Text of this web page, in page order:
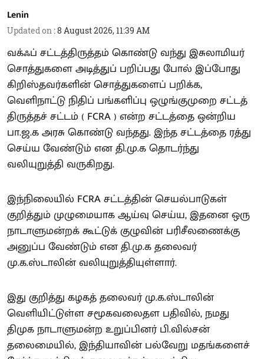
Lenin
Updated on :8 August 2026, 11:39 AM
வக்ஃப் சட்டத்திருத்தம் கொண்டு வந்து இசுலாமியர்
சொத்துகளை அடித்துப் பறிப்பது போல் இப்போது
கிறிஸ்தவர்களின் சொத்துகளைப் பறிக்க,
வெளிநாட்டு நிதிப் பங்களிப்பு ஒழுங்குமுறை சட்டத்
திருத்தச் சட்டம் ( FCRA ) என்ற சட்டத்தை ஒன்றிய
பா.ஜ.க அரசு கொண்டு வந்தது. இந்த சட்டத்தை ரத்து
செய்ய வேண்டும் என தி.மு.க தொடர்ந்து
வலியுறுத்தி வருகிறது.
இந்நிலையில் FCRA சட்டத்தின் செயல்பாடுகள்
குறித்தும் முழுமையாக ஆய்வு செய்ய, இதனை ஒரு
நாடாளுமன்றக் கூட்டுக் குழுவின் பரிசீலணைக்கு
அனுப்ப வேண்டும் என தி.மு.க தலைவர்
மு.க.ஸ்டாலின் வலியுறுத்தியுள்ளார்.
இது குறித்து கழகத் தலைவர் மு.க.ஸ்டாலின்
வெளியிட்டுள்ள சமூகவலைதள பதிவில், நமது
திமுக நாடாளுமன்ற உறுப்பினர் பி.வில்சன்
தலைமையில், இந்தியாவின் பல்வேறு மதங்களைச்